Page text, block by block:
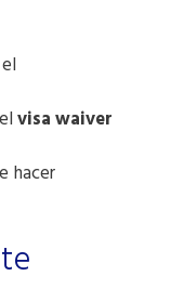
visa waiver
hacer